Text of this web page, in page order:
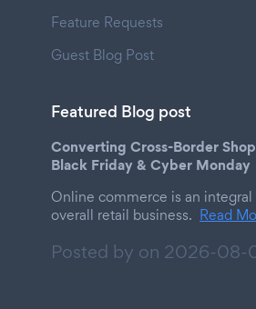
Feature Requests
Guest Blog Post
Featured Blog post
Converting Cross-Border
Black Friday & Cyber Monday
Online commerce is an
overall retail business. Read
Posted by on 2026-08-